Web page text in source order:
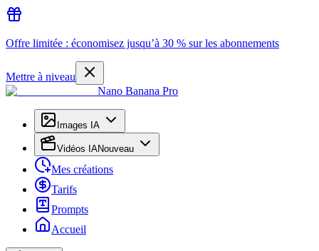
Offre limitée : économisez jusqu’à 30 % sur les abonnements
Mettre à niveau
Nano Banana Pro
Images IA
Vidéos IANouveau
Mes créations
Tarifs
Prompts
Accueil